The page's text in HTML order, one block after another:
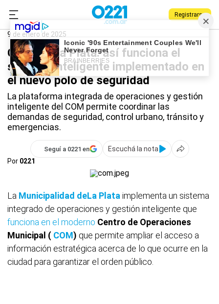
Registrarse
0221.com.ar
COM
9 de enero de 2025
COM de La Plata: así funciona el
sistema inteligente implementado en
el nuevo polo de seguridad
La plataforma integrada de operaciones y gestión
inteligente del COM permite coordinar las
demandas de seguridad, control urbano, tránsito y
emergencias.
Seguí a 0221 en
Escuchá la nota
Por 0221
La Municipalidad deLa Plata implementa un sistema
integrado de operaciones y gestión inteligente que
funciona en el moderno Centro de Operaciones
Municipal ( COM) que permite ampliar el acceso a
información estratégica acerca de lo que ocurre en la
ciudad para garantizar el orden público.